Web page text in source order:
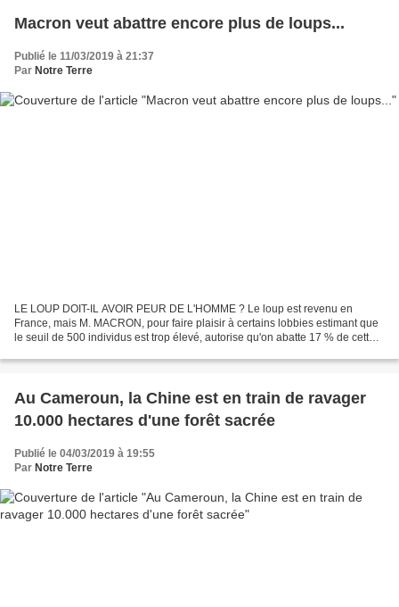
Macron veut abattre encore plus de loups...
Publié le 11/03/2019 à 21:37
Par Notre Terre
LE LOUP DOIT-IL AVOIR PEUR DE L'HOMME ? Le loup est revenu en
France, mais M. MACRON, pour faire plaisir à certains lobbies estimant que
le seuil de 500 individus est trop élevé, autorise qu'on abatte 17 % de cette
Au Cameroun, la Chine est en train de ravager
10.000 hectares d'une forêt sacrée
Publié le 04/03/2019 à 19:55
Par Notre Terre